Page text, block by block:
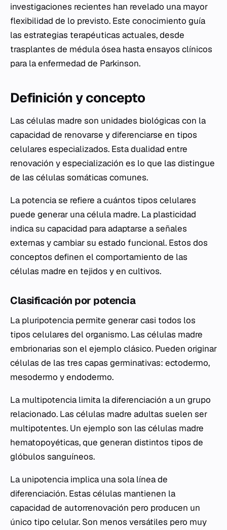
investigaciones recientes han revelado una mayor
flexibilidad de lo previsto. Este conocimiento guía
las estrategias terapéuticas actuales, desde
trasplantes de médula ósea hasta ensayos clínicos
para la enfermedad de Parkinson.
Definición y concepto
Las células madre son unidades biológicas con la
capacidad de renovarse y diferenciarse en tipos
celulares especializados. Esta dualidad entre
renovación y especialización es lo que las distingue
de las células somáticas comunes.
La potencia se refiere a cuántos tipos celulares
puede generar una célula madre. La plasticidad
indica su capacidad para adaptarse a señales
externas y cambiar su estado funcional. Estos dos
conceptos definen el comportamiento de las
células madre en tejidos y en cultivos.
Clasificación por potencia
La pluripotencia permite generar casi todos los
tipos celulares del organismo. Las células madre
embrionarias son el ejemplo clásico. Pueden originar
células de las tres capas germinativas: ectodermo,
mesodermo y endodermo.
La multipotencia limita la diferenciación a un grupo
relacionado. Las células madre adultas suelen ser
multipotentes. Un ejemplo son las células madre
hematopoyéticas, que generan distintos tipos de
glóbulos sanguíneos.
La unipotencia implica una sola línea de
diferenciación. Estas células mantienen la
capacidad de autorrenovación pero producen un
único tipo celular. Son menos versátiles pero muy